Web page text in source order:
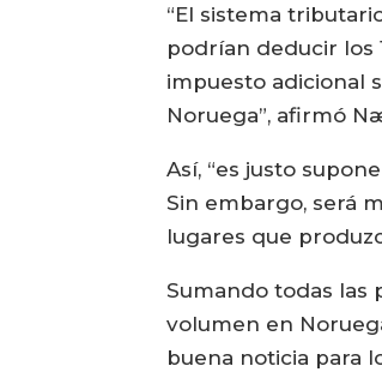
“El sistema
podrían deducir los
impuesto adicional
Noruega”, afirmó
Así, “es justo
Sin embargo, será
lugares que
Sumando todas las
volumen en
buena noticia para